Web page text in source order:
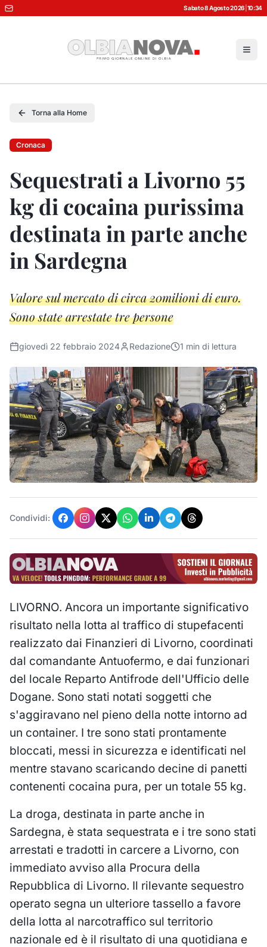
Sabato 8 Agosto 2026 10:34
Torna alla Home
Cronaca
Sequestrati a Livorno 55
kg di cocaina purissima
destinata in parte anche
in Sardegna
Valore sul mercato di circa 20milioni di euro.
Sono state arrestate tre persone
giovedì 22 febbraio 2024 Redazione 1 min di lettura
Condividi:
LIVORNO. Ancora un importante significativo
risultato nella lotta al traffico di stupefacenti
realizzato dai Finanzieri di Livorno, coordinati
dal comandante Antuofermo, e dai funzionari
del locale Reparto Antifrode dell'Ufficio delle
Dogane. Sono stati notati soggetti che
s'aggiravano nel pieno della notte intorno ad
un container. I tre sono stati prontamente
bloccati, messi in sicurezza e identificati nel
mentre stavano scaricando decine di panetti
contenenti cocaina pura, per un totale 55 kg.
La droga, destinata in parte anche in
Sardegna, è stata sequestrata e i tre sono stati
arrestati e tradotti in carcere a Livorno, con
immediato avviso alla Procura della
Repubblica di Livorno. Il rilevante sequestro
operato segna un ulteriore tassello a favore
della lotta al narcotraffico sul territorio
nazionale ed è il risultato di una quotidiana e